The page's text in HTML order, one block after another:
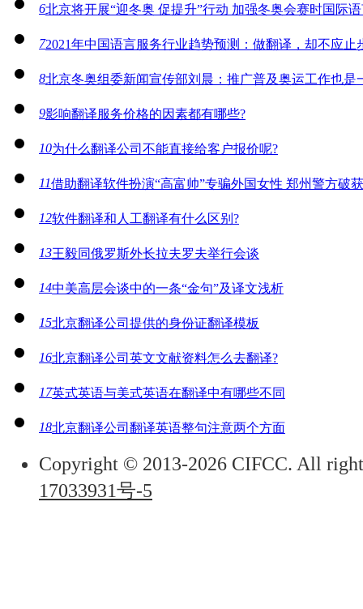
6北京将开展“迎冬奥 促提升”行动 加强冬奥会赛时国际
72021年中国语言服务行业趋势预测：做翻译，却不应止
8北京冬奥组委新闻宣传部刘晨：推广普及奥运工作也是
9影响翻译服务价格的因素都有哪些?
10为什么翻译公司不能直接给客户报价呢?
11借助翻译软件扮演“高富帅”专骗外国女性 郑州警方破
12软件翻译和人工翻译有什么区别?
13王毅同俄罗斯外长拉夫罗夫举行会谈
14中美高层会谈中的一条“金句”及译文浅析
15北京翻译公司提供的身份证翻译模板
16北京翻译公司英文文献资料怎么去翻译?
17英式英语与美式英语在翻译中有哪些不同
18北京翻译公司翻译英语整句注意两个方面
Copyright © 2013-2026 CIFCC. All
17033931号-5